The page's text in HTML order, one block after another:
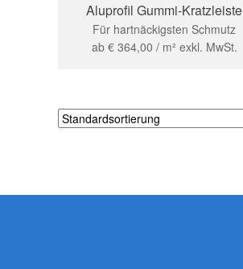
Aluprofil Gummi-Kratzleiste
Für hartnäckigsten Schmutz
ab €364,00 / m² exkl. MwSt.